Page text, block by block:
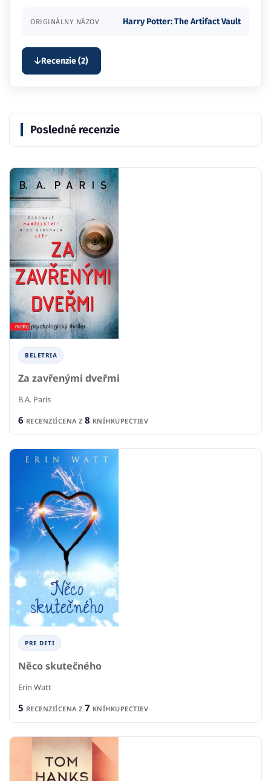
ORIGINÁLNY NÁZOV Harry Potter: The Artifact Vault
Recenzie (2)
Posledné recenzie
BELETRIA
Za zavřenými dveřmi
B.A. Paris
6 RECENZIÍCENA Z 8 KNÍHKUPECTIEV
PRE DETI
Něco skutečného
Erin Watt
5 RECENZIÍCENA Z 7 KNÍHKUPECTIEV